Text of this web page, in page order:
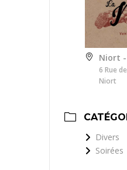
Niort -
6 Rue
Niort
Divers
Soirées